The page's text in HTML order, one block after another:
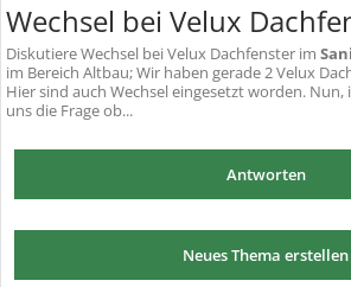
Wechsel bei Velux
DiskutiereWechsel bei Velux Dachfenster im
im Bereich Altbau; Wir haben gerade 2 Velux
Hier sind auch Wechsel eingesetzt worden.
uns die Frage ob...
Antworten
Neues Thema erstellen